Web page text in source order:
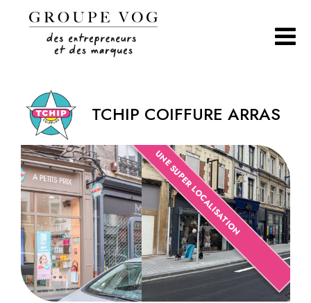
TCHIP COIFFURE ARRAS
UNE SUPER LOCALISATION